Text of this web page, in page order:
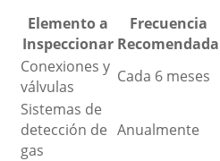
Elemento a
Inspeccionar
Frecuencia
Recomendada
Conexiones y
válvulas
Cada 6 meses
Sistemas de
detección de
gas
Anualmente